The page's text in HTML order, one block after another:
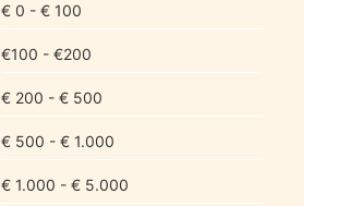
€ 0 - € 100
€100 - €200
€ 200 - € 500
€ 500 - € 1.000
€ 1.000 - € 5.000